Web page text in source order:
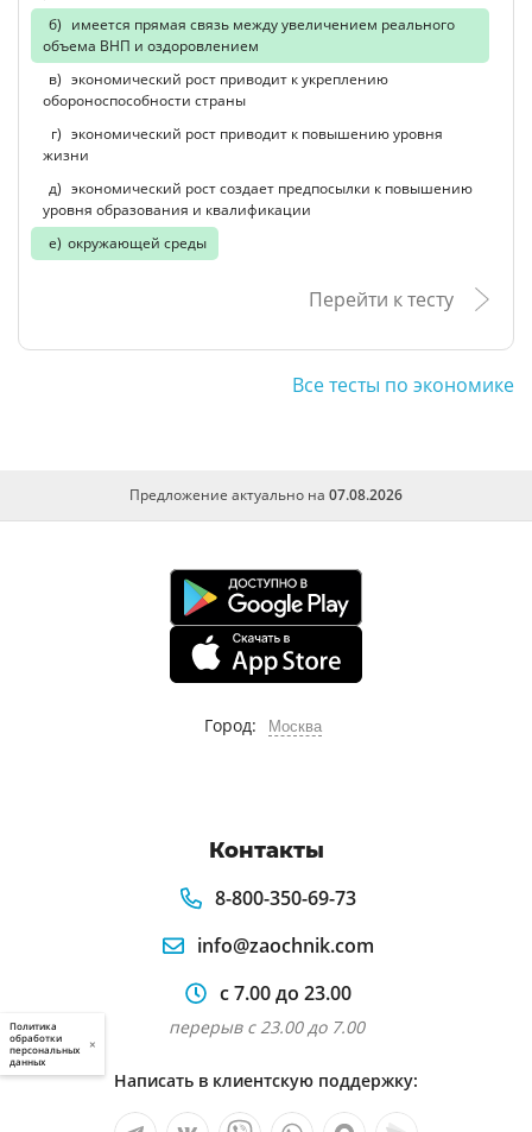
имеется прямая связь между увеличением реального
объема ВНП и оздоровлением
экономический рост приводит к укреплению
обороноспособности страны
экономический рост приводит к повышению уровня
жизни
экономический рост создает предпосылки к повышению
уровня образования и квалификации
окружающей среды
Перейти к тесту
Все тесты по экономике
Предложение актуально на 07.08.2026
Город: Москва
Контакты
8-800-350-69-73
info@zaochnik.com
с 7.00 до 23.00
перерыв с 23.00 до 7.00
Написать в клиентскую поддержку:
Политика
обработки
персональных
данных
×